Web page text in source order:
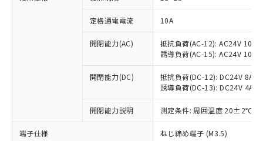
定格通電電流 10A
開閉能力(AC)
抵抗負荷(AC-12): AC24V 10A/
誘導負荷(AC-15): AC24V
開閉能力(DC)
抵抗負荷(DC-12): DC24V 8A/
誘導負荷(DC-13): DC24V 4A/
開閉能力説明 測定条件: 周囲温度 20±2℃、
端子仕様 ねじ締め端子 (M3.5)
ご利用条件
対応済み：EU RoHS指令（10物質）の
非含有に対応した製品が提供可能な商品で
対応予定：EU RoHS指令（10物質）の非含
有に対応した製品に切り替える予定のある
対応予定なし：EU RoHS指令（10物質）の